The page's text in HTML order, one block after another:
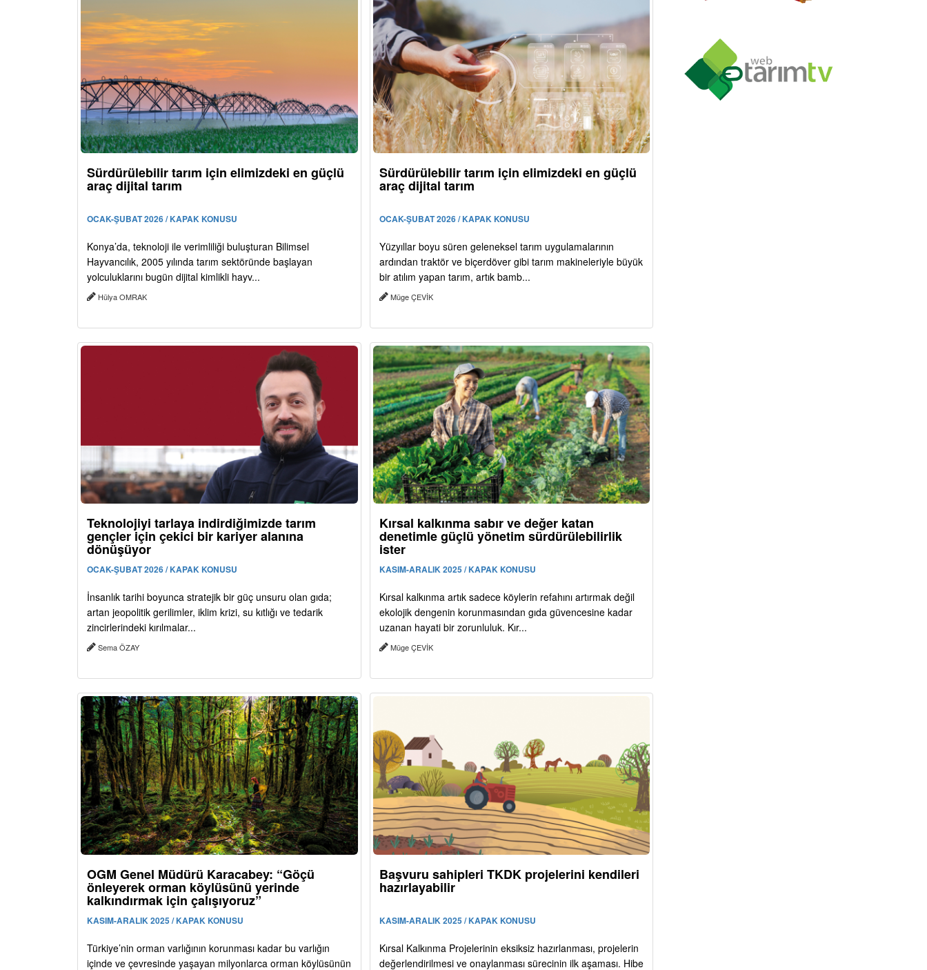
Sürdürülebilir tarım için elimizdeki en güçlü
araç dijital tarım
OCAK-ŞUBAT 2026 / KAPAK KONUSU
Konya’da, teknoloji ile verimliliği buluşturan Bilimsel
Hayvancılık, 2005 yılında tarım sektöründe başlayan
yolculuklarını bugün dijital kimlikli hayv...
Hülya OMRAK
Sürdürülebilir tarım için elimizdeki en güçlü
araç dijital tarım
OCAK-ŞUBAT 2026 / KAPAK KONUSU
Yüzyıllar boyu süren geleneksel tarım uygulamalarının
ardından traktör ve biçerdöver gibi tarım makineleriyle büyük
bir atılım yapan tarım, artık bamb...
Müge ÇEVİK
Teknolojiyi tarlaya indirdiğimizde tarım
gençler için çekici bir kariyer alanına
dönüşüyor
OCAK-ŞUBAT 2026 / KAPAK KONUSU
İnsanlık tarihi boyunca stratejik bir güç unsuru olan gıda;
artan jeopolitik gerilimler, iklim krizi, su kıtlığı ve tedarik
zincirlerindeki kırılmalar...
Sema ÖZAY
Kırsal kalkınma sabır ve değer katan
denetimle güçlü yönetim sürdürülebilirlik
ister
KASIM-ARALIK 2025 / KAPAK KONUSU
Kırsal kalkınma artık sadece köylerin refahını artırmak değil
ekolojik dengenin korunmasından gıda güvencesine kadar
uzanan hayati bir zorunluluk. Kır...
Müge ÇEVİK
OGM Genel Müdürü Karacabey: “Göçü
önleyerek orman köylüsünü yerinde
kalkındırmak için çalışıyoruz”
KASIM-ARALIK 2025 / KAPAK KONUSU
Türkiye’nin orman varlığının korunması kadar bu varlığın
içinde ve çevresinde yaşayan milyonlarca orman köylüsünün
Başvuru sahipleri TKDK projelerini kendileri
hazırlayabilir
KASIM-ARALIK 2025 / KAPAK KONUSU
Kırsal Kalkınma Projelerinin eksiksiz hazırlanması, projelerin
değerlendirilmesi ve onaylanması sürecinin ilk aşaması. Hibe